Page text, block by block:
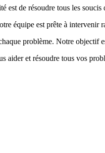
est de résoudre tous les soucis
équipe est prête à intervenir
problème. Notre objectif
aider et résoudre tous vos